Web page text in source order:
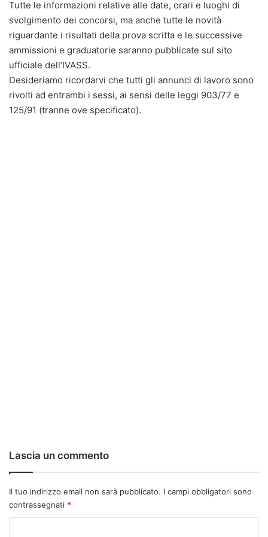
Tutte le informazioni relative alle date, orari e luoghi di
svolgimento dei concorsi, ma anche tutte le novità
riguardante i risultati della prova scritta e le successive
ammissioni e graduatorie saranno pubblicate sul sito
ufficiale dell’IVASS.
Desideriamo ricordarvi che tutti gli annunci di lavoro sono
rivolti ad entrambi i sessi, ai sensi delle leggi 903/77 e
125/91 (tranne ove specificato).
Lascia un commento
Il tuo indirizzo email non sarà pubblicato. I campi obbligatori sono
contrassegnati *